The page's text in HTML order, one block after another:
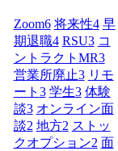
Zoom6 将来性4 早
期退職4 RSU3 コ
ントラクトMR3
営業所廃止3 リモ
ート 3 学生3 体験
談3 オンライン面
談2 地方2 ストッ
クオプション2 面